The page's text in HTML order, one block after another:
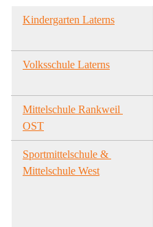
Kindergarten Laterns
Volksschule Laterns
Mittelschule Rankweil
OST
Sportmittelschule &
Mittelschule West